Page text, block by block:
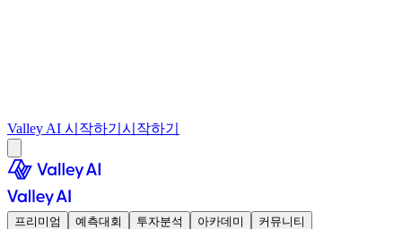
Valley AI 시작하기 시작하기
프리미엄 예측대회 투자분석 아카데미 커뮤니티